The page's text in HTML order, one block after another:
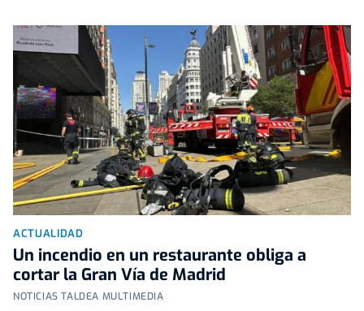
ACTUALIDAD
Un incendio en un restaurante obliga a
cortar la Gran Vía de Madrid
NOTICIAS TALDEA MULTIMEDIA